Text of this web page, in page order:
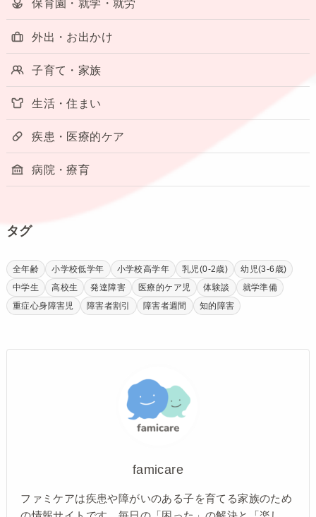
保育園・就学・就労
外出・お出かけ
子育て・家族
生活・住まい
疾患・医療的ケア
病院・療育
タグ
全年齢 小学校低学年 小学校高学年 乳児(0-2歳)
幼児(3-6歳)
中学生
高校生 発達障害 医療的ケア児 体験談
就学準備
重症心身障害児
障害者割引 障害者週間 知的障害
famicare
ファミケアは疾患や障がいのある子を育てる家族のため